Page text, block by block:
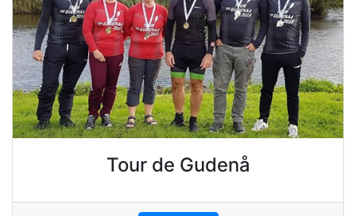
Tour de Gudenå